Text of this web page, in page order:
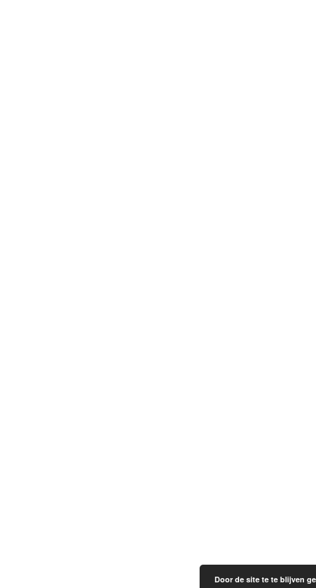
Door de site te te blijven